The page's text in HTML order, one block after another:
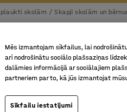
plaukti skolām Skapji skolām un
Mēs izmantojam sīkfailus, lai
arī nodrošinātu sociālo plašsaziņas
dalāmies informācijā ar sociālajiem
partneriem par to, kā jūs izmantojat
Sīkfailu iestatījumi